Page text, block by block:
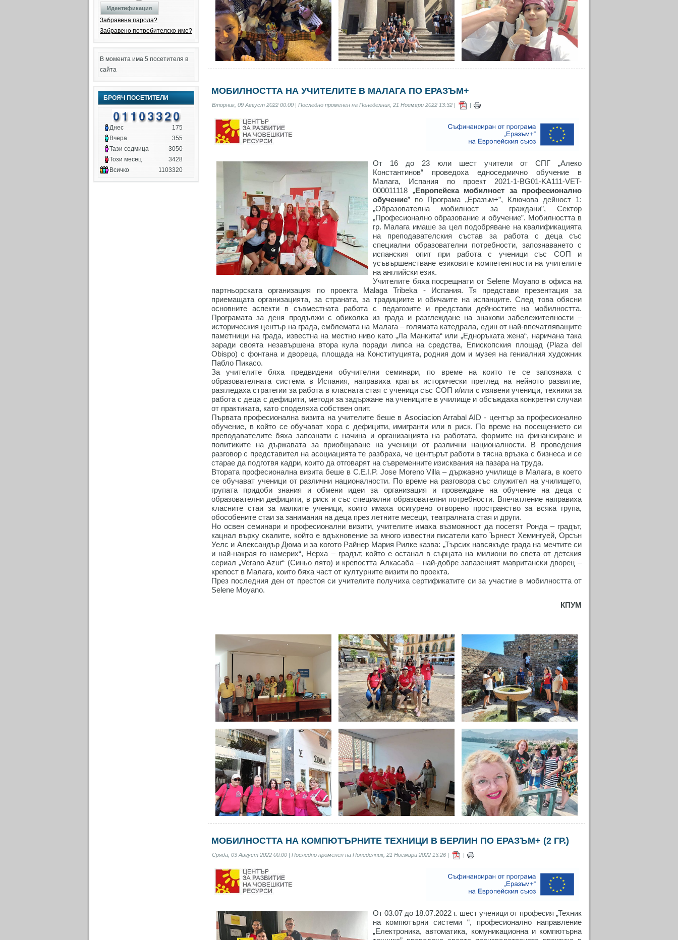
Забравена парола?
Забравено потребителско име?
В момента има 5 посетителя в
сайта
БРОЯЧ ПОСЕТИТЕЛИ
Днес
175
Вчера
355
Тази седмица
3050
Този месец
3428
Всичко
1103320
МОБИЛНОСТТА НА УЧИТЕЛИТЕ В МАЛАГА ПО ЕРАЗЪМ+
Вторник, 09 Август 2022 00:00 | Последно променен на Понеделник, 21 Ноември 2022 13:32 | |
От 16 до 23 юли шест учители от СПГ „Алеко
Константинов“ проведоха едноседмично обучение в
Малага, Испания по проект 2021-1-BG01-KA111-VET-
000011118 „Европейска мобилност за професионално
обучение” по Програма „Еразъм+”, Ключова дейност 1:
„Образователна мобилност за граждани”, Сектор
„Професионално образование и обучение”. Мобилността в
гр. Малага имаше за цел подобряване на квалификацията
на преподавателския състав за работа с деца със
специални образователни потребности, запознаването с
испанския опит при работа с ученици със СОП и
усъвършенстване езиковите компетентности на учителите
на английски език.
Учителите бяха посрещнати от Selene Moyano в офиса на
партньорската организация по проекта Malaga Tribeka - Испания. Тя представи презентация за
приемащата организацията, за страната, за традициите и обичаите на испанците. След това обясни
основните аспекти в съвместната работа с педагозите и представи дейностите на мобилността.
Програмата за деня продължи с обиколка из града и разглеждане на знакови забележителности –
историческия център на града, емблемата на Малага – голямата катедрала, един от най-впечатляващите
паметници на града, известна на местно ниво като „Ла Манкита“ или „Едноръката жена“, наричана така
заради своята незавършена втора кула поради липса на средства, Епископския площад (Plaza del
Obispo) с фонтана и двореца, площада на Конституцията, родния дом и музея на гениалния художник
Пабло Пикасо.
За учителите бяха предвидени обучителни семинари, по време на които те се запознаха с
образователната система в Испания, направиха кратък исторически преглед на нейното развитие,
разгледаха стратегии за работа в класната стая с ученици със СОП и/или с изявени ученици, техники за
работа с деца с дефицити, методи за задържане на учениците в училище и обсъждаха конкретни случаи
от практиката, като споделяха собствен опит.
Първата професионална визита на учителите беше в Asociacion Arrabal AID - център за професионално
обучение, в който се обучават хора с дефицити, имигранти или в риск. По време на посещението си
преподавателите бяха запознати с начина и организацията на работата, формите на финансиране и
политиките на държавата за приобщаване на ученици от различни националности. В проведения
разговор с представител на асоциацията те разбраха, че центърът работи в тясна връзка с бизнеса и се
старае да подготвя кадри, които да отговарят на съвременните изисквания на пазара на труда.
Втората професионална визита беше в C.E.I.P. Jose Moreno Villa – държавно училище в Малага, в което
се обучават ученици от различни националности. По време на разговора със служител на училището,
групата придоби знания и обмени идеи за организация и провеждане на обучение на деца с
образователни дефицити, в риск и със специални образователни потребности. Впечатление направиха
класните стаи за малките ученици, които имаха осигурено отворено пространство за всяка група,
обособените стаи за занимания на деца през летните месеци, театралната стая и други.
Но освен семинари и професионални визити, учителите имаха възможност да посетят Ронда – градът,
кацнал върху скалите, който е вдъхновение за много известни писатели като Ърнест Хемингуей, Орсън
Уелс и Александър Дюма и за когото Райнер Мария Рилке казва: „Търсих навсякъде града на мечтите си
и най-накрая го намерих“, Нерха – градът, който е останал в сърцата на милиони по света от детския
сериал „Verano Azur“ (Синьо лято) и крепостта Алкасаба – най-добре запазеният мавритански дворец –
крепост в Малага, които бяха част от културните визити по проекта.
През последния ден от престоя си учителите получиха сертификатите си за участие в мобилността от
Selene Moyano.
КПУМ
МОБИЛНОСТТА НА КОМПЮТЪРНИТЕ ТЕХНИЦИ В БЕРЛИН ПО ЕРАЗЪМ+ (2 ГР.)
Сряда, 03 Август 2022 00:00 | Последно променен на Понеделник, 21 Ноември 2022 13:26 | |
От 03.07 до 18.07.2022 г. шест ученици от професия „Техник
на компютърни системи “, професионално направление
„Електроника, автоматика, комуникационна и компютърна